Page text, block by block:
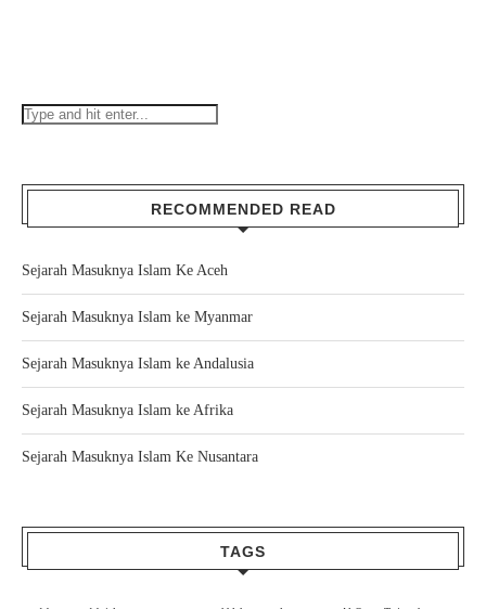
RECOMMENDED READ
Sejarah Masuknya Islam Ke Aceh
Sejarah Masuknya Islam ke Myanmar
Sejarah Masuknya Islam ke Andalusia
Sejarah Masuknya Islam ke Afrika
Sejarah Masuknya Islam Ke Nusantara
TAGS